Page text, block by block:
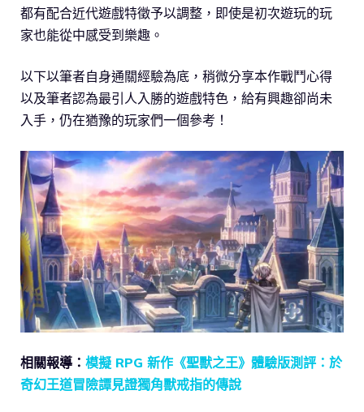
都有配合近代遊戲特徵予以調整，即使是初次遊玩的玩
家也能從中感受到樂趣。
以下以筆者自身通關經驗為底，稍微分享本作戰鬥心得
以及筆者認為最引人入勝的遊戲特色，給有興趣卻尚未
入手，仍在猶豫的玩家們一個參考！
相關報導： 模擬 RPG 新作《聖獸之王》體驗版測評：於
奇幻王道冒險譚見證獨角獸戒指的傳說